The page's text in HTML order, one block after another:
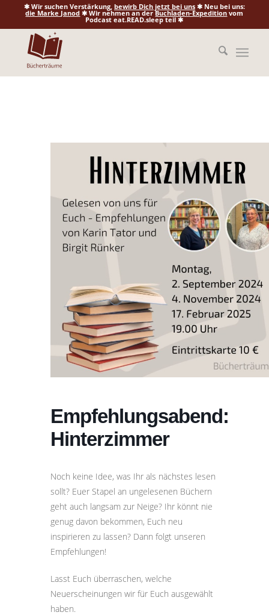
✱ Wir suchen Verstärkung, bewirb Dich jetzt bei uns✱ Neu bei uns:
die Marke Janod ✱ Wir nehmen an derBuchladen-Expedition vom
Podcast eat.READ.sleep teil ✱
Empfehlungsabend:
Hinterzimmer
Noch keine Idee, was Ihr als nächstes lesen
sollt? Euer Stapel an ungelesenen Büchern
geht auch langsam zur Neige? Ihr könnt nie
genug davon bekommen, Euch neu
inspirieren zu lassen? Dann folgt unseren
Empfehlungen!
Lasst Euch überraschen, welche
Neuerscheinungen wir für Euch ausgewählt
haben.